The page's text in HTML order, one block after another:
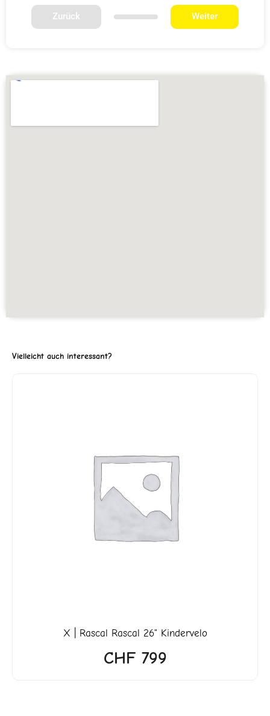
Zurück Weiter
Vielleicht auch interessant?
X | Rascal Rascal 26" Kindervelo
CHF799